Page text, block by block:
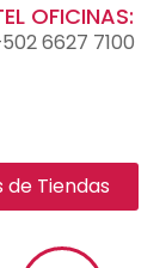
OFICINAS:
6627 7100
de Tiendas